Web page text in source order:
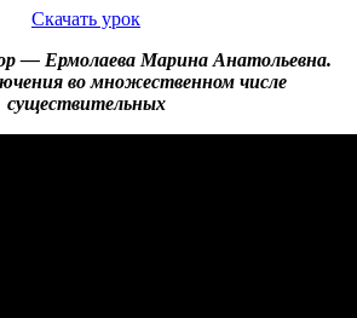
Скачать урок
— Ермолаева Марина Анатольевна.
во множественном числе
существительных